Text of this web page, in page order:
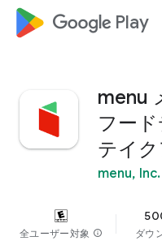
google_logo Play
menu
フー
テイ
menu, Inc.
全ユーザー対象 info ダウ